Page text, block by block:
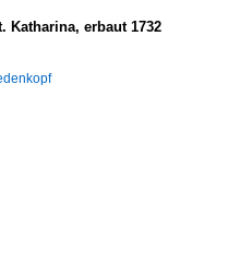
Katharina, erbaut 1732